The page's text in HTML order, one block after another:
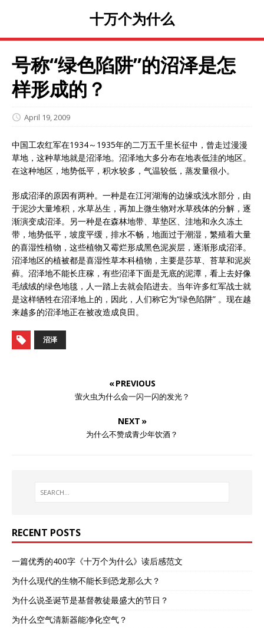
十万个为什么
号称“绿色陷阱”的沼泽是怎
样形成的？
April 19, 2009
中国工农红军在1934～1935年的二万五千里长征中，曾走过漫漫
草地，这种草地就是沼泽地。沼泽地大多分布在地表低洼的地区。
在这种地区，地势低平，积水较多，气温较低，蒸发量很小。
形成沼泽的原因有两种。一种是在江河湖海的边缘或浅水部分，由
于泥沙大量堆积，水草丛生，再加上微生物对水草残体的分解，逐
渐演变成沼泽。另一种是在森林地带、草垫区、洼地和永久冻土
带，地势低平，坡度平缓，排水不畅，地面过于潮湿，繁殖着大量
的喜湿性植物，这些植物又霉烂形成黑色泥炭层，逐渐形成沼泽。
沼泽地区的植被都是喜湿性草本科植物，主要是莎草、苔草和泥炭
藓。沼泽地不能长庄稼，有些沼泽下面是无底的泥潭，看上去好像
毛绒绒的绿色地毯，人一踏上去就会陷进去。当年许多红军战士就
是这样牺牲在沼泽地上的，因此，人们称它为“绿色陷阱” 。现在越
来越多的沼泽地正在被改造成良田。
沼泽
« PREVIOUS
萤火虫为什么会一闪一闪的发光？
NEXT »
为什么不赞成青少年饮酒？
RECENT POSTS
一篇优秀的400字《十万个为什么》读后感范文
为什么现代的生物不能长到恐龙那么大？
为什么说圣诞节是基督教徒最盛大的节日？
为什么空气清新器能净化空气？